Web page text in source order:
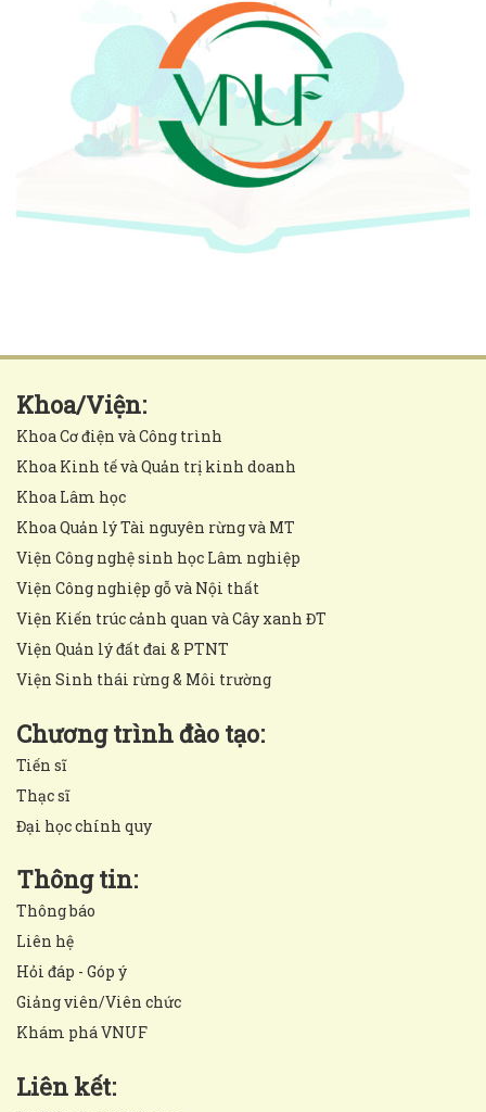
Khoa/Viện:
Khoa Cơ điện và Công trình
Khoa Kinh tế và Quản trị kinh doanh
Khoa Lâm học
Khoa Quản lý Tài nguyên rừng và MT
Viện Công nghệ sinh học Lâm nghiệp
Viện Công nghiệp gỗ và Nội thất
Viện Kiến trúc cảnh quan và Cây xanh ĐT
Viện Quản lý đất đai & PTNT
Viện Sinh thái rừng & Môi trường
Chương trình đào tạo:
Tiến sĩ
Thạc sĩ
Đại học chính quy
Thông tin:
Thông báo
Liên hệ
Hỏi đáp - Góp ý
Giảng viên/Viên chức
Khám phá VNUF
Liên kết: